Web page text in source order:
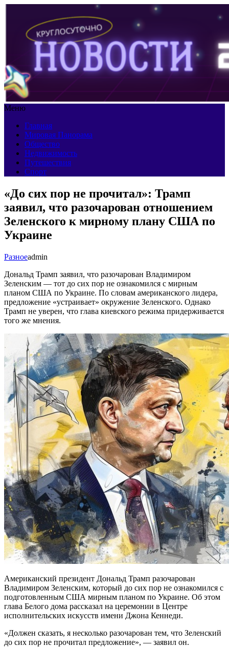
Меню
Главная
Мировая Панорама
Общество
Недвижимость
Путешествия
Спорт
«До сих пор не прочитал»: Трамп
заявил, что разочарован отношением
Зеленского к мирному плану США по
Украине
Разноеadmin
Дональд Трамп заявил, что разочарован Владимиром
Зеленским — тот до сих пор не ознакомился с мирным
планом США по Украине. По словам американского лидера,
предложение «устраивает» окружение Зеленского. Однако
Трамп не уверен, что глава киевского режима придерживается
того же мнения.
Американский президент Дональд Трамп разочарован
Владимиром Зеленским, который до сих пор не ознакомился с
подготовленным США мирным планом по Украине. Об этом
глава Белого дома рассказал на церемонии в Центре
исполнительских искусств имени Джона Кеннеди.
«Должен сказать, я несколько разочарован тем, что Зеленский
до сих пор не прочитал предложение», — заявил он.